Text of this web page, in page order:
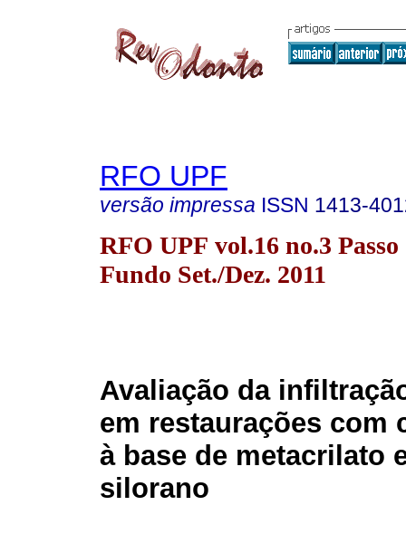
RFO UPF
versão impressa ISSN 1413-
RFO UPF vol.16 no.3 Passo
Fundo Set./Dez. 2011
Avaliação da
em restaurações com
à base de metacrilato
silorano